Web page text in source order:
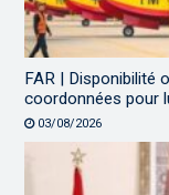
FAR | Disponibilité
coordonnées pour
03/08/2026